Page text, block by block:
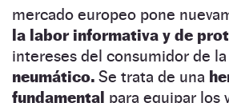
mercado europeo pone
la labor informativa y de
intereses del consumidor de la
neumático. Se trata de una
fundamental para equipar los